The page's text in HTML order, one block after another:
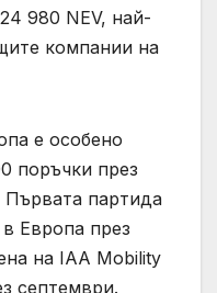
980 NEV, най-
компании на
е особено
поръчки през
партида
Европа през
на IAA Mobility
септември.